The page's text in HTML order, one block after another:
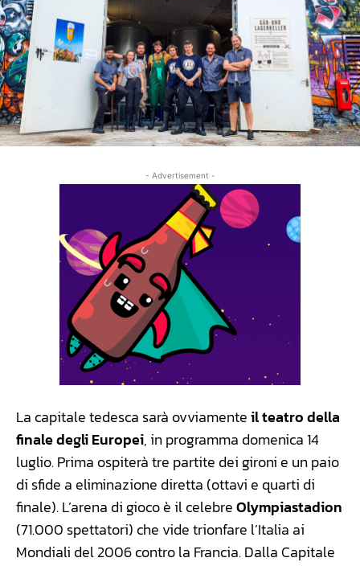
- Advertisement -
La capitale tedesca sarà ovviamenteil teatro della
finale degli Europei, in programma domenica 14
luglio. Prima ospiterà tre partite dei gironi e un paio
di sfide a eliminazione diretta (ottavi e quarti di
finale). L’arena di gioco è il celebreOlympiastadion
(71.000 spettatori) che vide trionfare l’Italia ai
Mondiali del 2006 contro la Francia. Dalla Capitale